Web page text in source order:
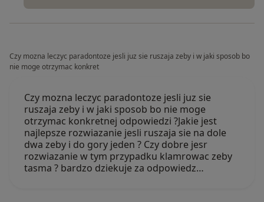
Czy mozna leczyc paradontoze jesli juz sie ruszaja zeby i w jaki sposob bo
nie moge otrzymac konkret
Czy mozna leczyc paradontoze jesli juz sie
ruszaja zeby i w jaki sposob bo nie moge
otrzymac konkretnej odpowiedzi ?Jakie jest
najlepsze rozwiazanie jesli ruszaja sie na dole
dwa zeby i do gory jeden ? Czy dobre jesr
rozwiazanie w tym przypadku klamrowac zeby
tasma ? bardzo dziekuje za odpowiedz…